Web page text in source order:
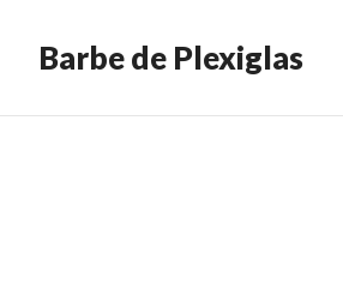
Barbe de Plexiglas